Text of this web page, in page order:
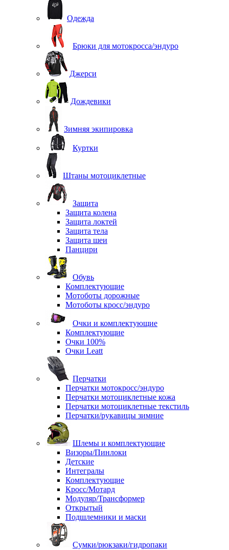
Одежда
Брюки для мотокросса/эндуро
Джерси
Дождевики
Зимняя экипировка
Куртки
Штаны мотоциклетные
Защита
Защита колена
Защита локтей
Защита тела
Защита шеи
Панцири
Обувь
Комплектующие
Мотоботы дорожные
Мотоботы кросс/эндуро
Очки и комплектующие
Комплектующие
Очки 100%
Очки Leatt
Перчатки
Перчатки мотокросс/эндуро
Перчатки мотоциклетные кожа
Перчатки мотоциклетные текстиль
Перчатки/рукавицы зимние
Шлемы и комплектующие
Визоры/Пинлоки
Детские
Интегралы
Комплектующие
Кросс/Мотард
Модуляр/Трансформер
Открытый
Подшлемники и маски
Сумки/рюкзаки/гидропаки